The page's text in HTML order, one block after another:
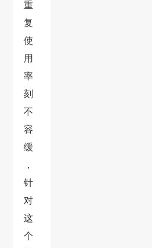
重
复
使
用
率
刻
不
容
缓
，
针
对
这
个